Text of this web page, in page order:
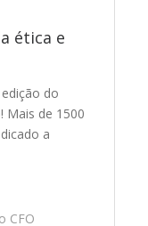
ética e
do
Mais de 1500
a
CFO